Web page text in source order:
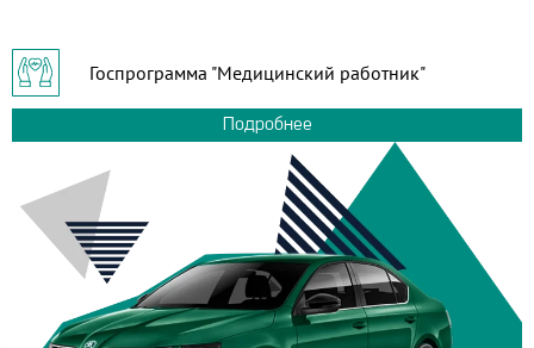
Госпрограмма "Медицинский работник"
Подробнее